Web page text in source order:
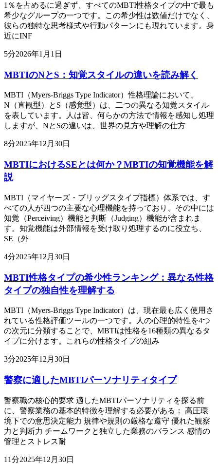
1％を占めるに過ぎず、すべてのMBTI性格タイプの中で最も
希少なグループの一つです。この希少性は数値だけでなく、
彼らの独特な思考様式や行動パターンにも現れています。身
近にINF
5分2026年1月1日
MBTIのNとS：知覚スタイルの違いを読み解く
MBTI（Myers-Briggs Type Indicator）性格理論において、
N（直観型）とS（感覚型）は、二つの異なる知覚スタイル
を表しています。人は皆、何らかの方法で情報を感知し処理
しますが、NとSの違いは、世界の見方や理解の仕方
8分2025年12月30日
MBTIにおけるSEとは何か？MBTIの知覚機能を解
説
MBTI（マイヤーズ・ブリッグスタイプ指標）体系では、す
べての人が四つの主要な心理機能を持っており、その中には
知覚（Perceiving）機能と判断（Judging）機能が含まれま
す。知覚機能は外部情報を受け取り処理するのに役立ち、
SE（外
4分2025年12月30日
MBTI性格タイプの希少性ランキング：異なる性格
タイプの独自性を理解する
MBTI（Myers-Briggs Type Indicator）は、現在最も広く使用さ
れている性格評価ツールの一つです。人の心理的特性を4つ
の次元に分類することで、MBTIは性格を16種類の異なるタ
イプに分けます。これらの性格タイプの組み
3分2025年12月30日
警察に適したMBTIパーソナリティタイプ
警察職の核心的要求 適したMBTIパーソナリティを探る前
に、警察業務の基本的特徴を理解する必要がある： 高圧環
境下での意思決定能力 規律や規則の厳格な遵守 優れた観察
力と判断力 チームワークと独立した業務のバランス 感情の
管理とストレス耐
11分2025年12月30日